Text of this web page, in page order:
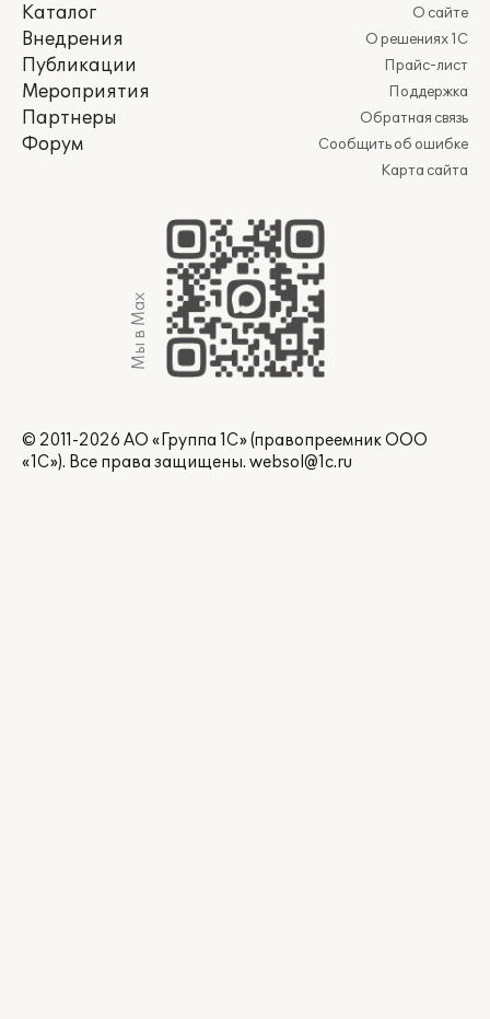
Каталог
Внедрения
Публикации
Мероприятия
Партнеры
Форум
О сайте
О решениях 1С
Прайс-лист
Поддержка
Обратная связь
Сообщить об ошибке
Карта сайта
Мы в Max
© 2011-2026 АО «Группа 1С» (правопреемник ООО
«1С»). Все права защищены. websol@1c.ru